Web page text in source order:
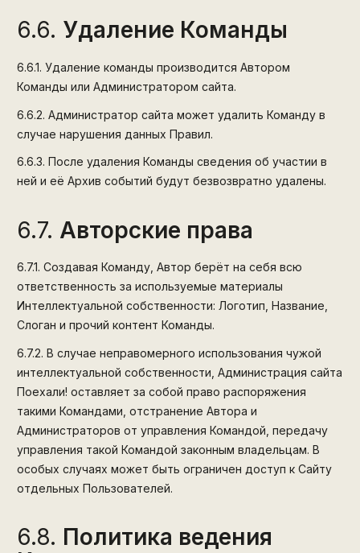
6.6. Удаление Команды
6.6.1. Удаление команды производится Автором
Команды или Администратором сайта.
6.6.2. Администратор сайта может удалить Команду в
случае нарушения данных Правил.
6.6.3. После удаления Команды сведения об участии в
ней и её Архив событий будут безвозвратно удалены.
6.7. Авторские права
6.7.1. Создавая Команду, Автор берёт на себя всю
ответственность за используемые материалы
Интеллектуальной собственности: Логотип, Название,
Слоган и прочий контент Команды.
6.7.2. В случае неправомерного использования чужой
интеллектуальной собственности, Администрация сайта
Поехали! оставляет за собой право распоряжения
такими Командами, отстранение Автора и
Администраторов от управления Командой, передачу
управления такой Командой законным владельцам. В
особых случаях может быть ограничен доступ к Сайту
отдельных Пользователей.
6.8. Политика ведения